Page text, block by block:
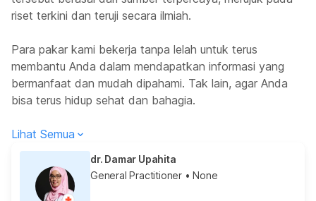
riset terkini dan teruji secara ilmiah.
Para pakar kami bekerja tanpa lelah untuk terus
membantu Anda dalam mendapatkan informasi yang
bermanfaat dan mudah dipahami. Tak lain, agar Anda
bisa terus hidup sehat dan bahagia.
Lihat Semua
dr. Damar Upahita
General Practitioner • None